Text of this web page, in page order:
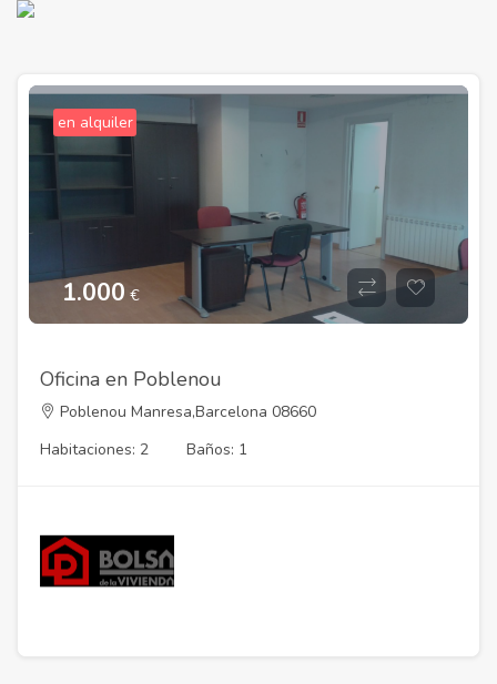
en alquiler
1.000 €
Oficina en Poblenou
Poblenou Manresa,Barcelona 08660
Habitaciones: 2
Baños: 1